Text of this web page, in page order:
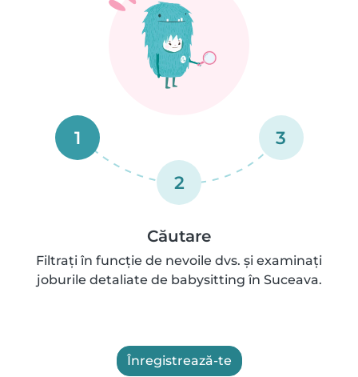
1
2
3
Căutare
Filtrați în funcție de nevoile dvs. și examinați
joburile detaliate de babysitting în Suceava.
Înregistrează-te